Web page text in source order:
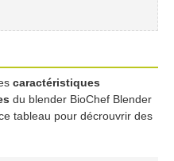
caractéristiques
du blender BioChef Blender
tableau pour décrouvrir des